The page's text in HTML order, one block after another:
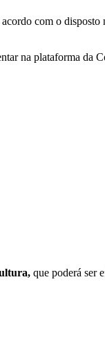
acordo com o
na plataforma da
que poderá ser